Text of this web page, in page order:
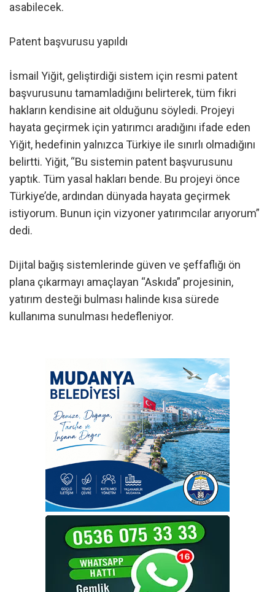
asabilecek.
Patent başvurusu yapıldı
İsmail Yiğit, geliştirdiği sistem için resmi patent
başvurusunu tamamladığını belirterek, tüm fikri
hakların kendisine ait olduğunu söyledi. Projeyi
hayata geçirmek için yatırımcı aradığını ifade eden
Yiğit, hedefinin yalnızca Türkiye ile sınırlı olmadığını
belirtti. Yiğit, “Bu sistemin patent başvurusunu
yaptık. Tüm yasal hakları bende. Bu projeyi önce
Türkiye’de, ardından dünyada hayata geçirmek
istiyorum. Bunun için vizyoner yatırımcılar arıyorum”
dedi.
Dijital bağış sistemlerinde güven ve şeffaflığı ön
plana çıkarmayı amaçlayan “Askıda” projesinin,
yatırım desteği bulması halinde kısa sürede
kullanıma sunulması hedefleniyor.